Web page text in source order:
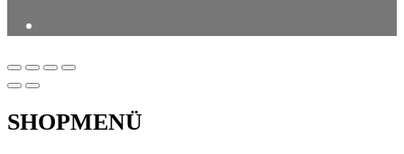
SHOPMENÜ